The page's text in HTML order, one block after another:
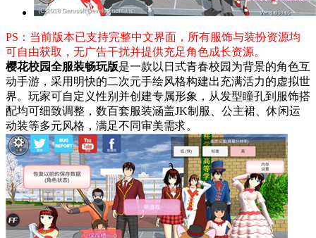
PS：当前版本已支持完整中文界面，所有服饰与装扮资源均
可自由获取，无广告干扰并提供充足角色成长资源。
樱花校园全服装畅玩版是一款以日式青春校园为背景的角色互
动手游，采用明快的二次元手绘风格构建出充满活力的虚拟世
界。玩家可自定义性别并创建专属形象，从发型瞳孔到服饰搭
配均可细致调整，数百套服装涵盖JK制服、公主裙、休闲运
动装等多元风格，满足不同审美需求。